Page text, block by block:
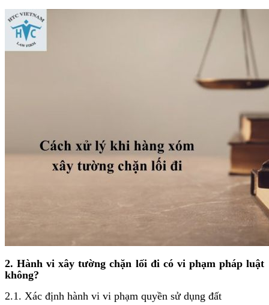
2. Hành vi xây tường chặn lối đi có vi phạm pháp luật
không?
2.1. Xác định hành vi vi phạm quyền sử dụng đất